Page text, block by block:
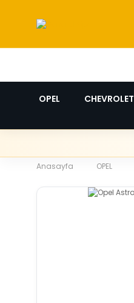
OPEL CHEVROLET
Anasayfa OPEL